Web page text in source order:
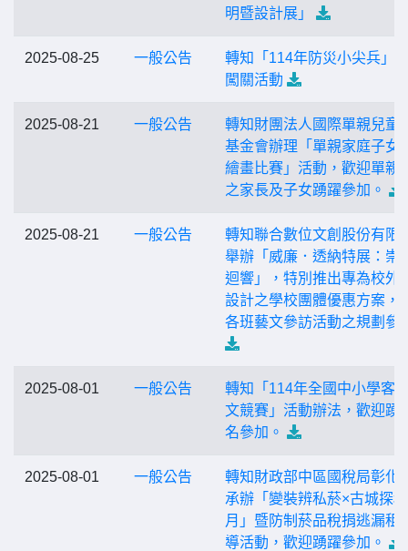
明暨設計展」
2025-08-25 一般公告
轉知「114年防災小尖兵」
闖關活動
2025-08-21 一般公告
轉知財團法人國際單親兒童
基金會辦理「單親家庭子女
繪畫比賽」活動，歡迎單親
之家長及子女踴躍參加。
2025-08-21 一般公告
轉知聯合數位文創股份有限
舉辦「威廉．透納特展：崇
迴響」，特別推出專為校外
設計之學校團體優惠方案，
各班藝文參訪活動之規劃參
2025-08-01 一般公告
轉知「114年全國中小學客
文競賽」活動辦法，歡迎踴
名參加。
2025-08-01 一般公告
轉知財政部中區國稅局彰化
承辦「變裝辨私菸×古城探稅
月」暨防制菸品稅捐逃漏租
導活動，歡迎踴躍參加。